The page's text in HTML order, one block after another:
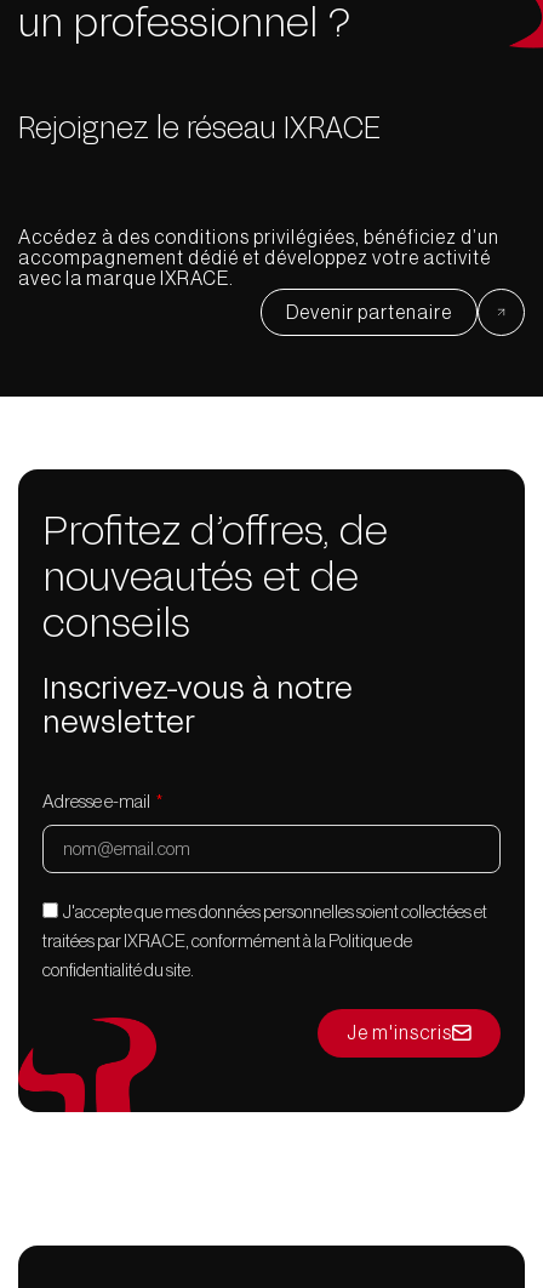
un professionnel ?
Rejoignez le réseau IXRACE
Accédez à des conditions privilégiées, bénéficiez d’un
accompagnement dédié et développez votre activité
avec la marque IXRACE.
Devenir partenaire
Profitez d’offres, de
nouveautés et de
conseils
Inscrivez-vous à notre
newsletter
Adresse e-mail
J'accepte que mes données personnelles soient collectées et
traitées par IXRACE, conformément à la Politique de
confidentialité du site.
Je m'inscris